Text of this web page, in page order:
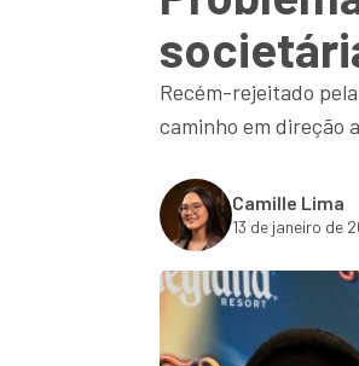
Recém-rejeitado
caminho em direção
Camille Lima
13 de janeiro de